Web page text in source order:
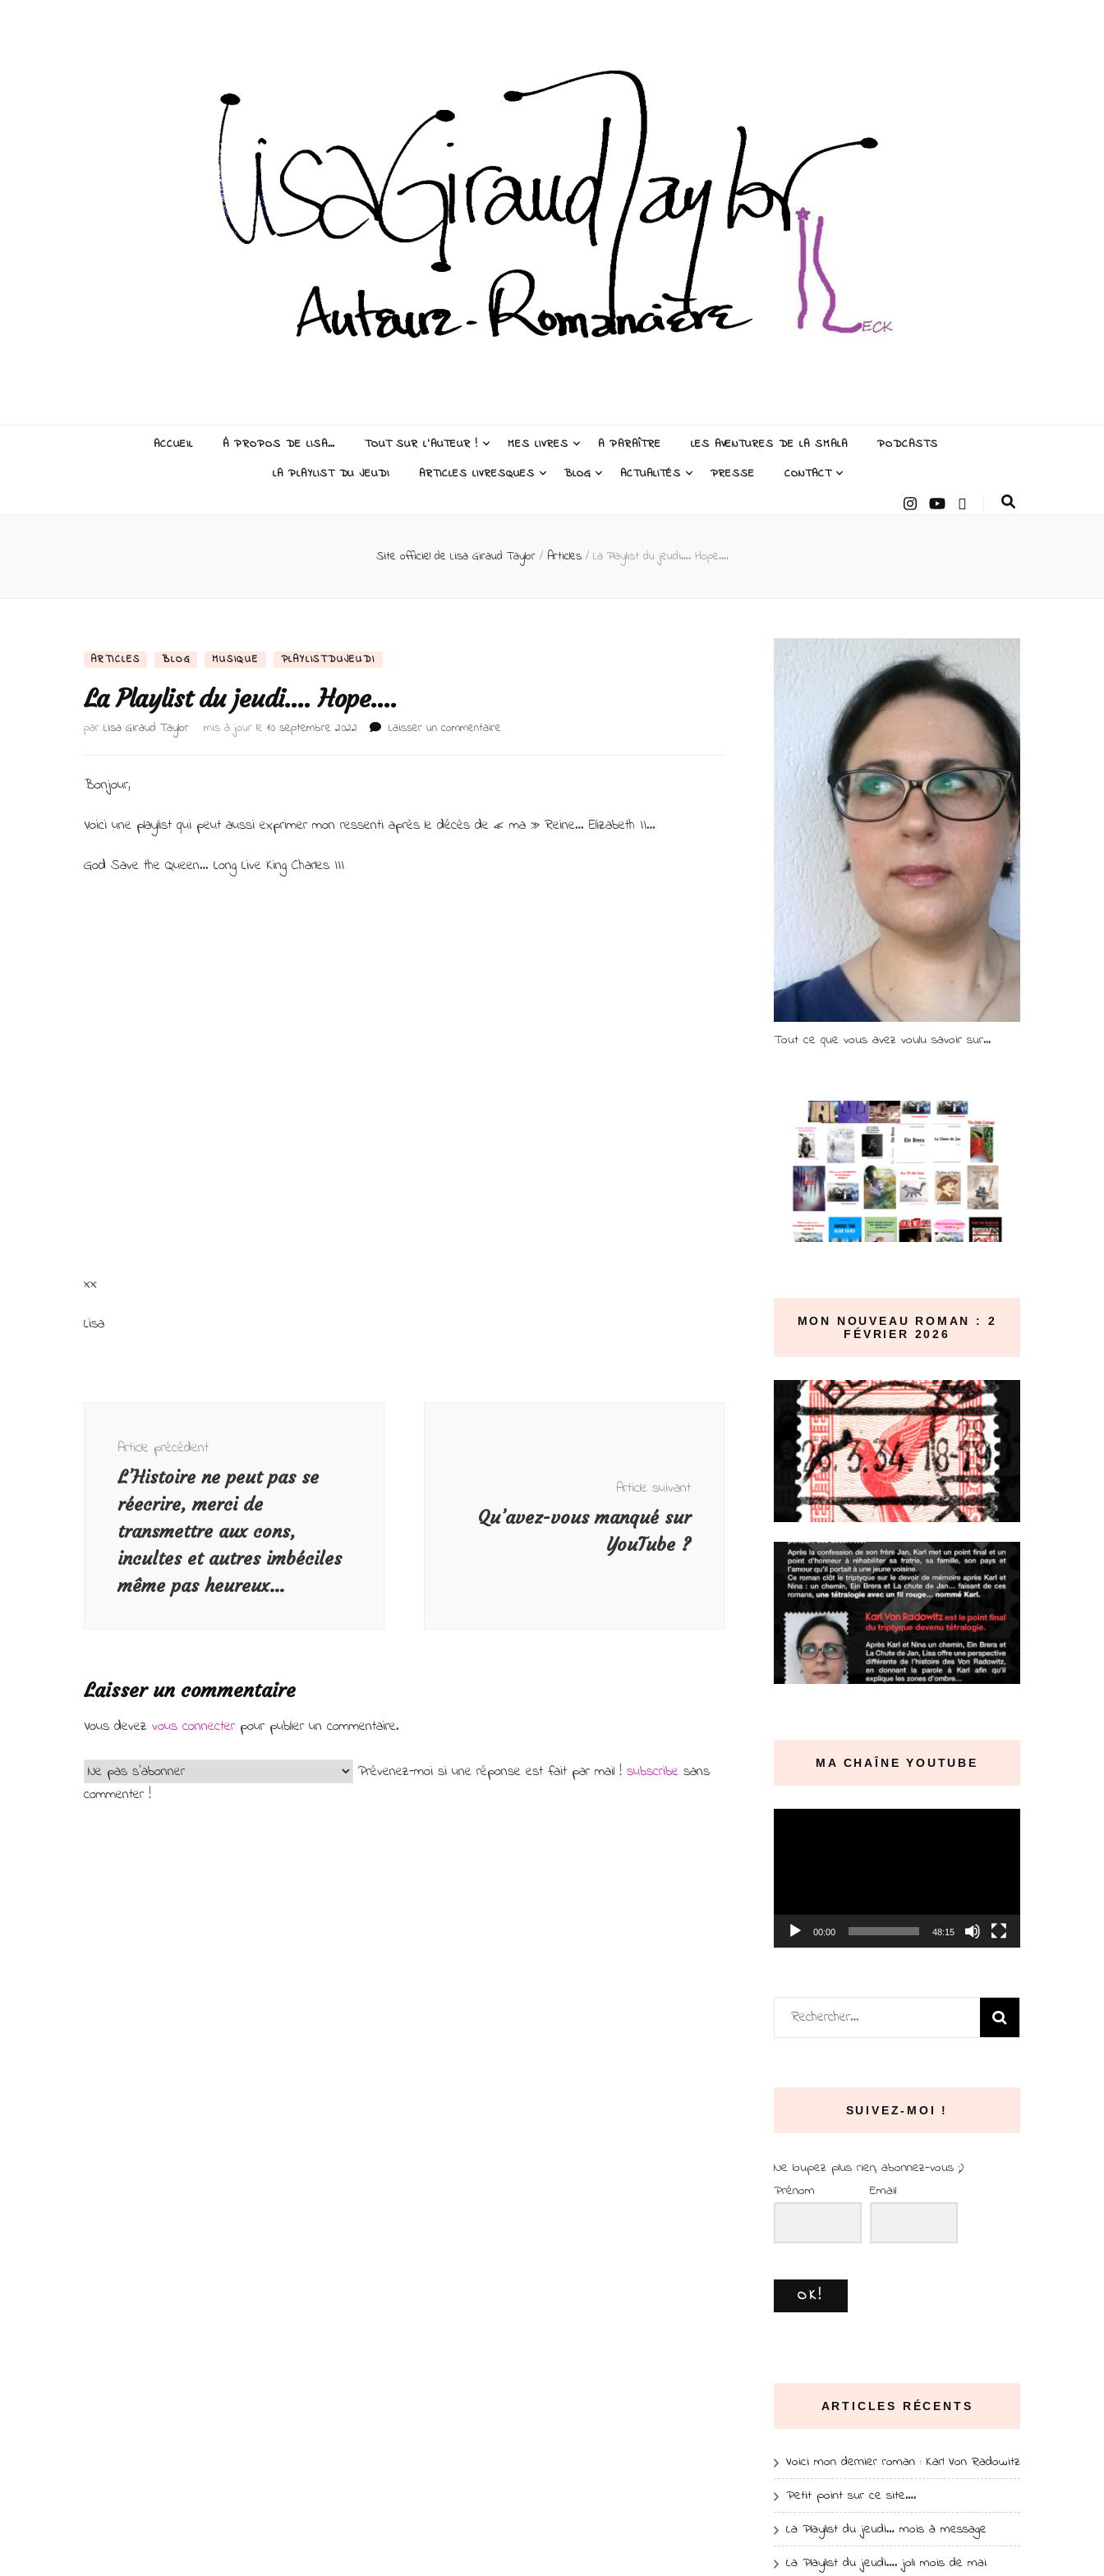
ACCUEIL À PROPOS DE LISA… TOUT SUR L’AUTEUR ! MES LIVRES A PARAÎTRE LES AVENTURES DE LA SMALA
PODCASTS
LA PLAYLIST DU JEUDI
ARTICLES LIVRESQUES BLOG ACTUALITÉS PRESSE CONTACT
Site officiel de Lisa Giraud Taylor / Articles / La Playlist du jeudi…. Hope….
ARTICLES BLOG MUSIQUE PLAYLISTDUJEUDI
La Playlist du jeudi…. Hope….
par Lisa Giraud Taylor mis à jour le10 septembre 2022 Laisser un commentaire
Bonjour,
Voici une playlist qui peut aussi exprimer mon ressenti après le décès de « ma » Reine… Elizabeth II…
God Save the Queen… Long Live King Charles III
xx
Lisa
d'article
Article précédent
L’Histoire ne peut pas se
réecrire, merci de
transmettre aux cons,
incultes et autres imbéciles
même pas heureux…
Article suivant
Qu’avez-vous manqué sur
YouTube ?
Laisser un commentaire
Vous devez vous connecterpour publier un commentaire.
Prévenez-moi si une réponse est fait par mail ! subscribe sans
commenter !
Tout ce que vous avez voulu savoir sur...
MON NOUVEAU ROMAN : 2
FÉVRIER 2026
MA CHAÎNE YOUTUBE
00:00 48:15
Rechercher :
SUIVEZ-MOI !
Ne loupez plus rien, abonnez-vous ;)
Prénom
Email
OK!
ARTICLES RÉCENTS
Voici mon dernier roman : Karl Von Radowitz
Petit point sur ce site….
La Playlist du jeudi… mois à message
La Playlist du jeudi…. joli mois de mai